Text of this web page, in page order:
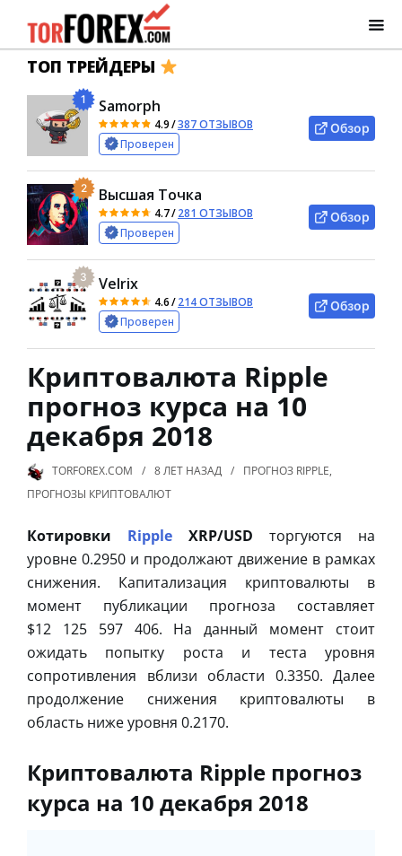
ТОП ТРЕЙДЕРЫ
1 Samorph
4.9/387 ОТЗЫВОВ
Проверен
Обзор
2 Высшая Точка
4.7/281 ОТЗЫВОВ
Проверен
Обзор
3 Velrix
4.6/214 ОТЗЫВОВ
Проверен
Обзор
Криптовалюта Ripple
прогноз курса на 10
декабря 2018
TORFOREX.COM 8 ЛЕТ НАЗАД ПРОГНОЗ RIPPLE,
ПРОГНОЗЫ КРИПТОВАЛЮТ
Котировки Ripple XRP/USD торгуются на
уровне 0.2950 и продолжают движение в рамках
снижения. Капитализация криптовалюты в
момент публикации прогноза составляет
$12 125 597 406. На данный момент стоит
ожидать попытку роста и теста уровня
сопротивления вблизи области 0.3350. Далее
продолжение снижения криптовалюты в
область ниже уровня 0.2170.
Криптовалюта Ripple прогноз
курса на 10 декабря 2018